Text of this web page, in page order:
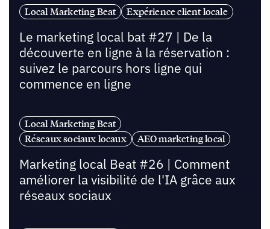
Local Marketing Beat Expérience client locale
Le marketing local bat #27 | De la
découverte en ligne à la réservation :
suivez le parcours hors ligne qui
commence en ligne
Local Marketing Beat
Réseaux sociaux locaux
AEO marketing local
Marketing local Beat #26 | Comment
améliorer la visibilité de l'IA grâce aux
réseaux sociaux